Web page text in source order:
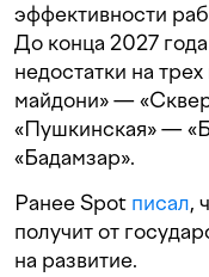
эффективности
До конца 2027 года
недостатки на
майдони» —
«Пушкинская» —
«Бадамзар».
Ранее Spot писал,
получит от
на развитие.